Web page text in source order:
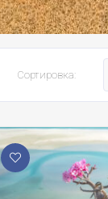
Сортировка: